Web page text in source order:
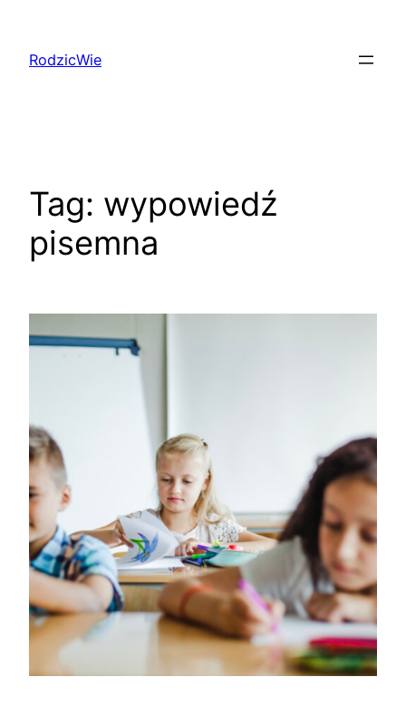
treściRodzicWie
Tag: wypowiedź
pisemna